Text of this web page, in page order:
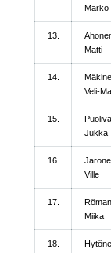
Marko
13.
Matti
14.
Veli-
15.
Jukka
16.
Ville
17.
Röman,
Miika
18.